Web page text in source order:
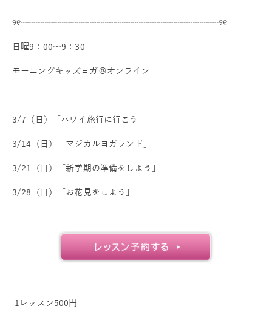
୨୧┈┈┈┈┈┈┈┈┈┈┈┈┈┈┈┈┈┈┈┈┈┈┈୨୧
日曜9：00～9：30
モーニングキッズヨガ＠オンライン
3/7（日）「ハワイ旅行に行こう」
3/14（日）「マジカルヨガランド」
3/21（日）「新学期の準備をしよう」
3/28（日）「お花見をしよう」
1レッスン500円